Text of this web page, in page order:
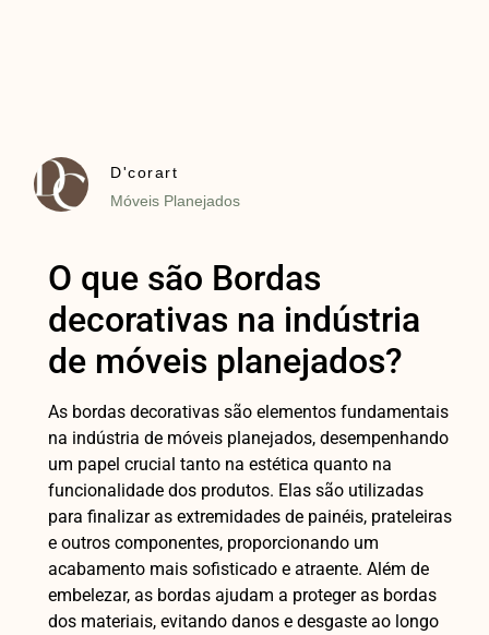
D'corart
Móveis Planejados
O que são Bordas
decorativas na indústria
de móveis planejados?
As bordas decorativas são elementos fundamentais
na indústria de móveis planejados, desempenhando
um papel crucial tanto na estética quanto na
funcionalidade dos produtos. Elas são utilizadas
para finalizar as extremidades de painéis, prateleiras
e outros componentes, proporcionando um
acabamento mais sofisticado e atraente. Além de
embelezar, as bordas ajudam a proteger as bordas
dos materiais, evitando danos e desgaste ao longo